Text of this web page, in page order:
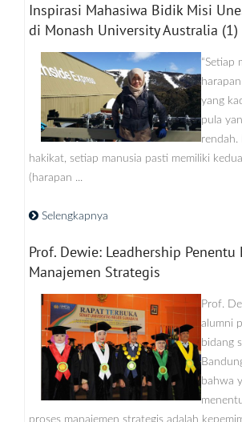
Inspirasi Mahasiwa Bidik Misi
di Monash University Australia (1)
“Setiap
yang
pula
rendah.
hakikat, setiap manusia pasti memiliki
(harapan ...
Selengkapnya
Prof. Dewie: Leadhership Penentu
Manajemen Strategis
Prof.
alumni
bidang
bahwa
proses manajemen strategis adalah